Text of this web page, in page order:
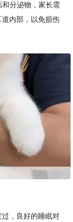
分泌物，家长需
内部，以免损伤
，良好的睡眠对